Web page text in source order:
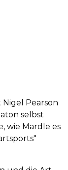
Pearson
selbst
wie Mardle es